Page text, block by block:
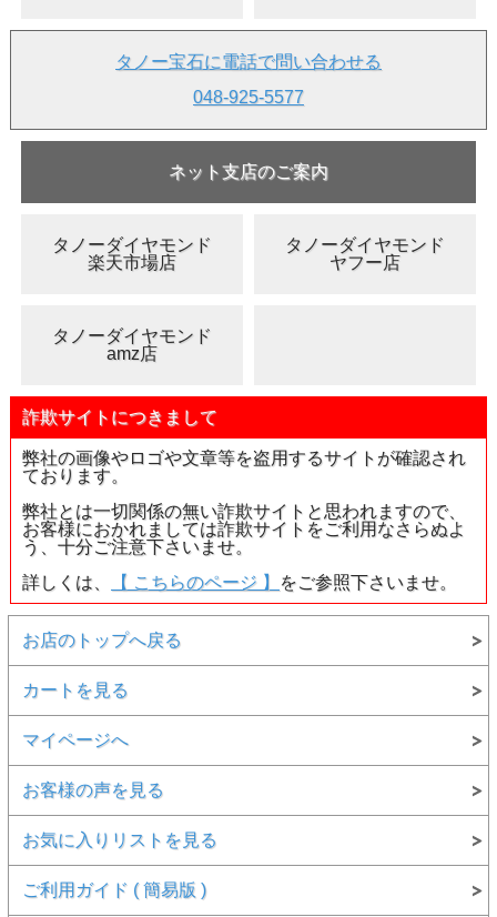
タノー宝石に電話で問い合わせる
048-925-5577
ネット支店のご案内
タノーダイヤモンド
楽天市場店
タノーダイヤモンド
ヤフー店
タノーダイヤモンド
amz店
詐欺サイトにつきまして
弊社の画像やロゴや文章等を盗用するサイトが確認され
ております。
弊社とは一切関係の無い詐欺サイトと思われますので、
お客様におかれましては詐欺サイトをご利用なさらぬよ
う、十分ご注意下さいませ。
詳しくは、
【 こちらのページ 】 をご参照下さいませ。
お店のトップへ戻る
カートを見る
マイページへ
お客様の声を見る
お気に入りリストを見る
ご利用ガイド ( 簡易版 )